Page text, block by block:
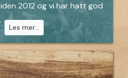
2012 og vi har hatt god
Les mer...